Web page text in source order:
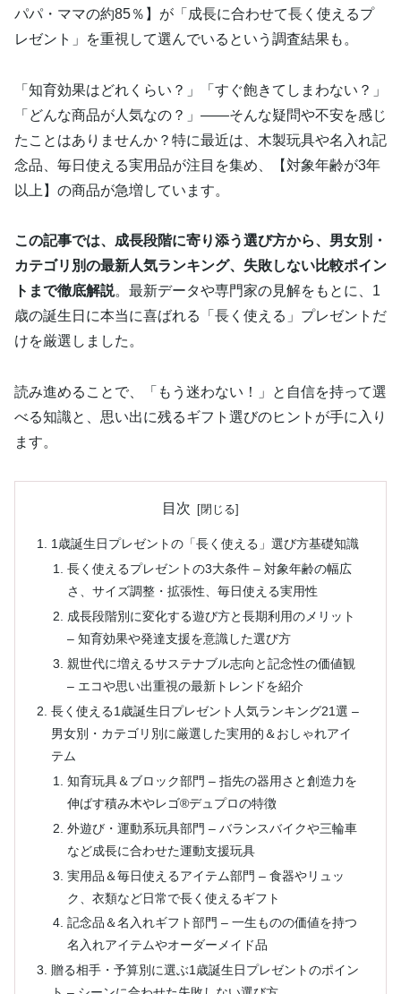
パパ・ママの約85％】が「成長に合わせて長く使えるプ
レゼント」を重視して選んでいるという調査結果も。
「知育効果はどれくらい？」「すぐ飽きてしまわない？」
「どんな商品が人気なの？」——そんな疑問や不安を感じ
たことはありませんか？特に最近は、木製玩具や名入れ記
念品、毎日使える実用品が注目を集め、【対象年齢が3年
以上】の商品が急増しています。
この記事では、成長段階に寄り添う選び方から、男女別・
カテゴリ別の最新人気ランキング、失敗しない比較ポイン
トまで徹底解説。最新データや専門家の見解をもとに、1
歳の誕生日に本当に喜ばれる「長く使える」プレゼントだ
けを厳選しました。
読み進めることで、「もう迷わない！」と自信を持って選
べる知識と、思い出に残るギフト選びのヒントが手に入り
ます。
目次
1歳誕生日プレゼントの「長く使える」選び方基礎知識
長く使えるプレゼントの3大条件 – 対象年齢の幅広
さ、サイズ調整・拡張性、毎日使える実用性
成長段階別に変化する遊び方と長期利用のメリット
– 知育効果や発達支援を意識した選び方
親世代に増えるサステナブル志向と記念性の価値観
– エコや思い出重視の最新トレンドを紹介
長く使える1歳誕生日プレゼント人気ランキング21選 –
男女別・カテゴリ別に厳選した実用的＆おしゃれアイ
テム
知育玩具＆ブロック部門 – 指先の器用さと創造力を
伸ばす積み木やレゴ®デュプロの特徴
外遊び・運動系玩具部門 – バランスバイクや三輪車
など成長に合わせた運動支援玩具
実用品＆毎日使えるアイテム部門 – 食器やリュッ
ク、衣類など日常で長く使えるギフト
記念品＆名入れギフト部門 – 一生ものの価値を持つ
名入れアイテムやオーダーメイド品
贈る相手・予算別に選ぶ1歳誕生日プレゼントのポイン